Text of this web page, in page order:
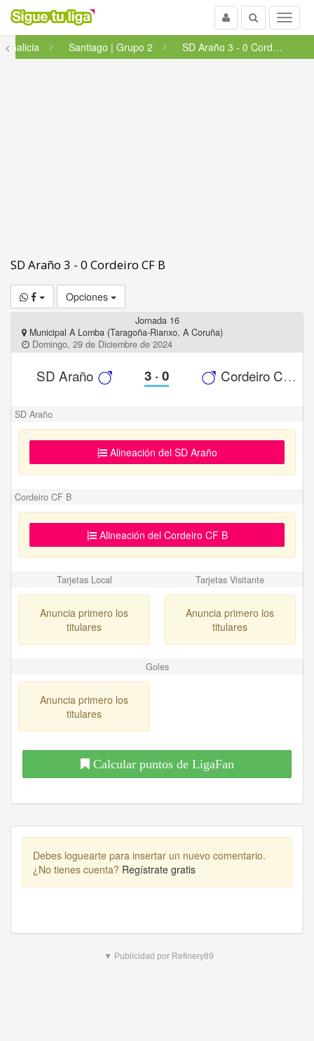
Menu
Buscar
Usuario
<Galicia Santiago | Grupo 2 SD Araño 3 - 0 Cordeiro CF B
SD Araño 3 - 0 Cordeiro CF B
Opciones
Jornada 16
Municipal A Lomba (Taragoña-Rianxo, A Coruña)
Domingo, 29 de Diciembre de 2024
SD Araño 3 ·0 Cordeiro CF B
SD Araño
Alineación del SD Araño
Cordeiro CF B
Alineación del Cordeiro CF B
Tarjetas Local Tarjetas Visitante
Anuncia primero los
titulares
Anuncia primero los
titulares
Goles
Anuncia primero los
titulares
Calcular puntos de LigaFan
Debes loguearte para insertar un nuevo comentario.
¿No tienes cuenta? Regístrate gratis
▼ Publicidad por Refinery89